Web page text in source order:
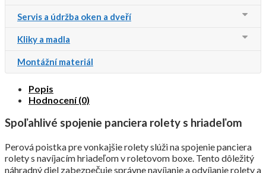
Servis a údržba oken a dveří
Kliky a madla
Montážní materiál
Popis
Hodnocení (0)
Spoľahlivé spojenie panciera rolety s hriadeľom
Perová poistka pre vonkajšie rolety slúži na spojenie panciera
rolety s navíjacím hriadeľom v roletovom boxe. Tento dôležitý
náhradný diel zabezpečuje správne navíjanie a odvíjanie rolety a